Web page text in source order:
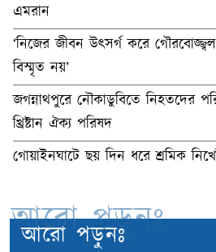
এমরান
‘নিজের জীবন উৎসর্গ করে
বিস্মৃত নয়’
জগন্নাথপুরে নৌকাডুবিতে নিহতদের
খ্রিষ্টান ঐক্য পরিষদ
গোয়াইনঘাটে ছয় দিন ধরে শ্রমিক
আরো পড়ুনঃ
আরো পড়ুনঃ